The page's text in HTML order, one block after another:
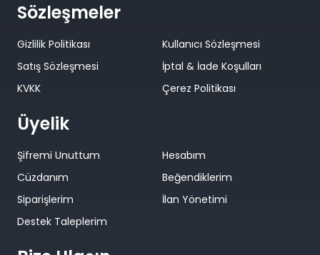
Sözleşmeler
Gizlilik Politikası
Kullanıcı Sözleşmesi
Satış Sözleşmesi
İptal & İade Koşulları
KVKK
Çerez Politikası
Üyelik
Şifremi Unuttum
Hesabım
Cüzdanım
Beğendiklerim
Siparişlerim
İlan Yönetimi
Destek Taleplerim